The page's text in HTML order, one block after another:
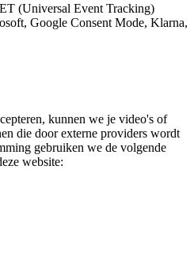
(Universal Event Tracking)
Google Consent Mode, Klarna,
kunnen we je video's of
die door externe providers wordt
gebruiken we de volgende
website: